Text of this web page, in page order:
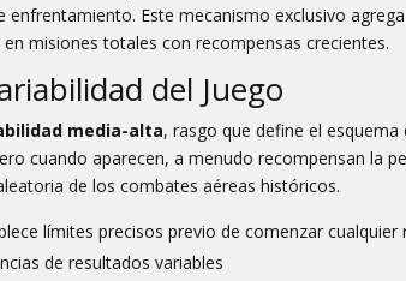
Este mecanismo exclusivo
misiones totales con recompensas crecientes.
del Juego
media-alta, rasgo que define el
cuando aparecen, a menudo recompensan la
de los combates aéreas históricos.
límites precisos previo de comenzar
de resultados variables